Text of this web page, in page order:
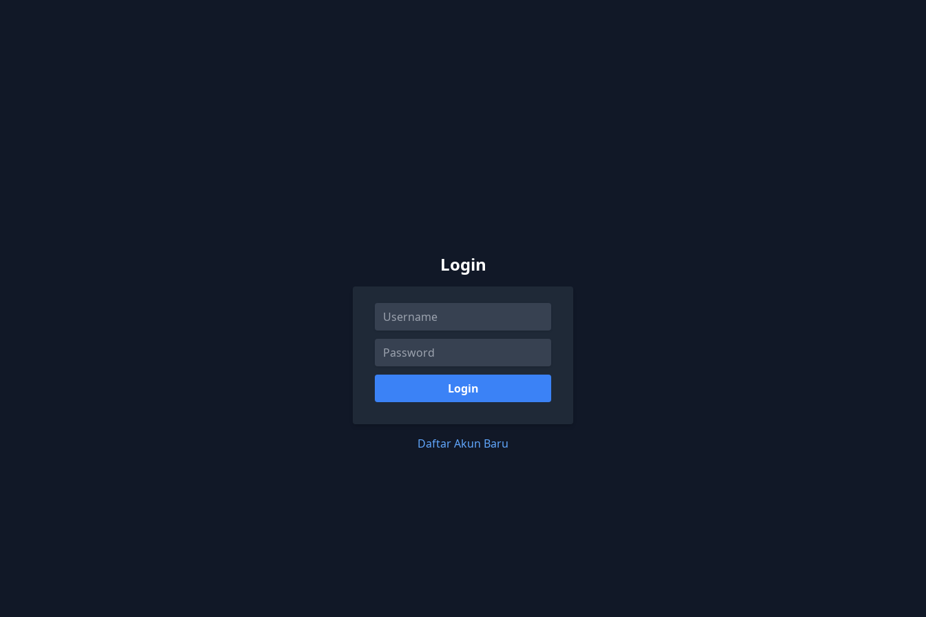
Login
Login
Daftar Akun Baru